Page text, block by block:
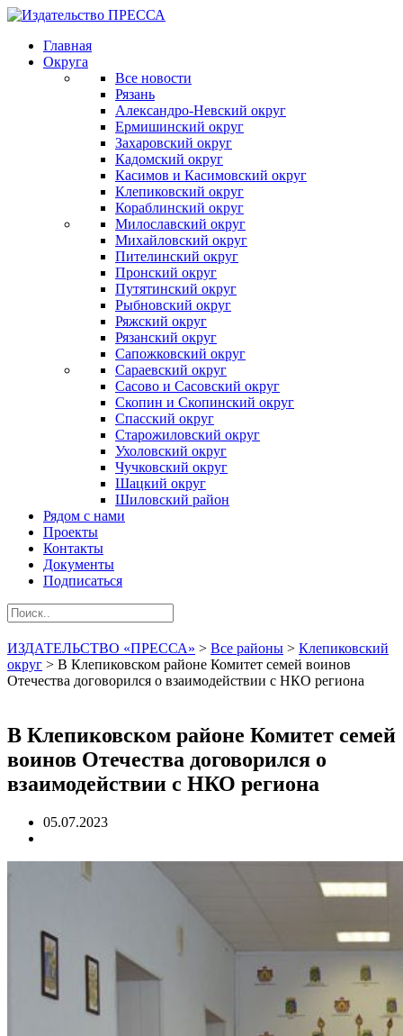
Главная
Округа
Все новости
Рязань
Александро-Невский округ
Ермишинский округ
Захаровский округ
Кадомский округ
Касимов и Касимовский округ
Клепиковский округ
Кораблинский округ
Милославский округ
Михайловский округ
Пителинский округ
Пронский округ
Путятинский округ
Рыбновский округ
Ряжский округ
Рязанский округ
Сапожковский округ
Сараевский округ
Сасово и Сасовский округ
Скопин и Скопинский округ
Спасский округ
Старожиловский округ
Ухоловский округ
Чучковский округ
Шацкий округ
Шиловский район
Рядом с нами
Проекты
Контакты
Документы
Подписаться
ИЗДАТЕЛЬСТВО «ПРЕССА» > Все районы > Клепиковский
округ > В Клепиковском районе Комитет семей воинов
Отечества договорился о взаимодействии с НКО региона
В Клепиковском районе Комитет семей
воинов Отечества договорился о
взаимодействии с НКО региона
05.07.2023